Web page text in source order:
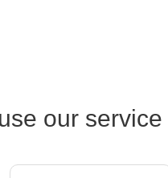
our service